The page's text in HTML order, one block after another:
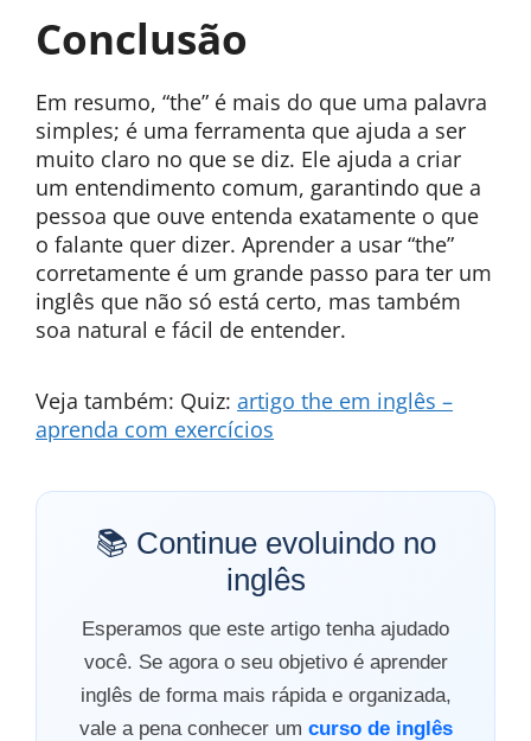
Conclusão
Em resumo, “the” é mais do que uma palavra
simples; é uma ferramenta que ajuda a ser
muito claro no que se diz. Ele ajuda a criar
um entendimento comum, garantindo que a
pessoa que ouve entenda exatamente o que
o falante quer dizer. Aprender a usar “the”
corretamente é um grande passo para ter um
inglês que não só está certo, mas também
soa natural e fácil de entender.
Veja também: Quiz: artigo the em inglês –
aprenda com exercícios
📚 Continue evoluindo no
inglês
Esperamos que este artigo tenha ajudado
você. Se agora o seu objetivo é aprender
inglês de forma mais rápida e organizada,
vale a pena conhecer um curso de inglês